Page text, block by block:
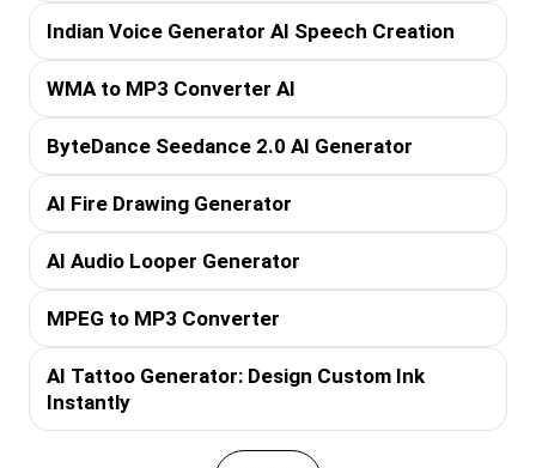
Indian Voice Generator AI Speech Creation
WMA to MP3 Converter AI
ByteDance Seedance 2.0 AI Generator
AI Fire Drawing Generator
AI Audio Looper Generator
MPEG to MP3 Converter
AI Tattoo Generator: Design Custom Ink
Instantly